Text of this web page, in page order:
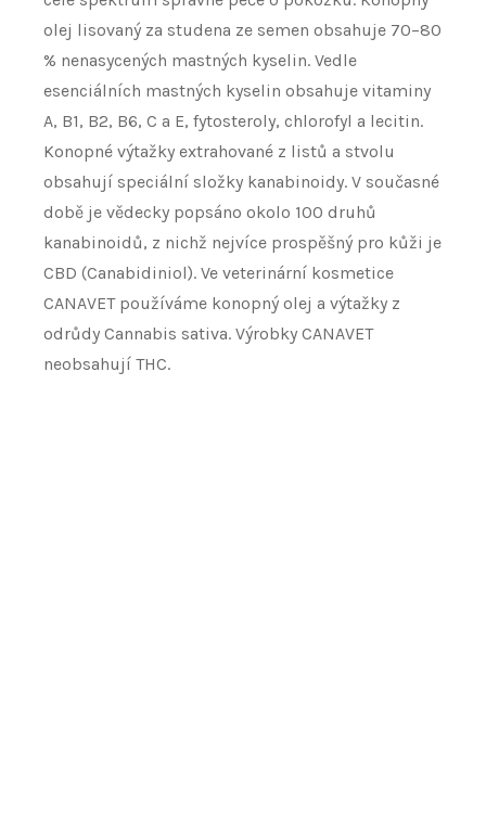
olej lisovaný za studena ze semen obsahuje 70–⁠80
% nenasycených mastných kyselin. Vedle
esenciálních mastných kyselin obsahuje vitaminy
A, B1, B2, B6, C a E, fytosteroly, chlorofyl a lecitin.
Konopné výtažky extrahované z listů a stvolu
obsahují speciální složky kanabinoidy. V současné
době je vědecky popsáno okolo 100 druhů
kanabinoidů, z nichž nejvíce prospěšný pro kůži je
CBD (Canabidiniol). Ve veterinární kosmetice
CANAVET používáme konopný olej a výtažky z
odrůdy Cannabis sativa. Výrobky CANAVET
neobsahují THC.